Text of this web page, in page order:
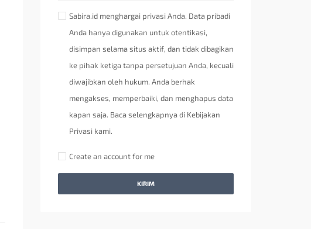
Sabira.id menghargai privasi Anda. Data pribadi
Anda hanya digunakan untuk otentikasi,
disimpan selama situs aktif, dan tidak dibagikan
ke pihak ketiga tanpa persetujuan Anda, kecuali
diwajibkan oleh hukum. Anda berhak
mengakses, memperbaiki, dan menghapus data
kapan saja. Baca selengkapnya di Kebijakan
Privasi kami.
Create an account for me
KIRIM